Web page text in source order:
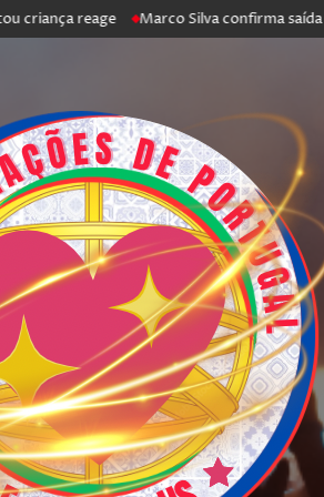
reage Marco Silva confirma saída de